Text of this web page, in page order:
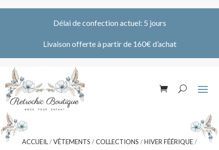
Délai de confection actuel: 5 jours
Livaison offerte à partir de 160€ d’achat
ACCUEIL /VÊTEMENTS /COLLECTIONS /HIVER FÉÉRIQUE/